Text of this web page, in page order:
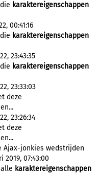
karaktereigenschappen
00:41:16
karaktereigenschappen
23:43:35
karaktereigenschappen
23:33:03
deze
23:26:34
deze
Ajax-jonkies wedstrijden
07:43:00
karaktereigenschappen